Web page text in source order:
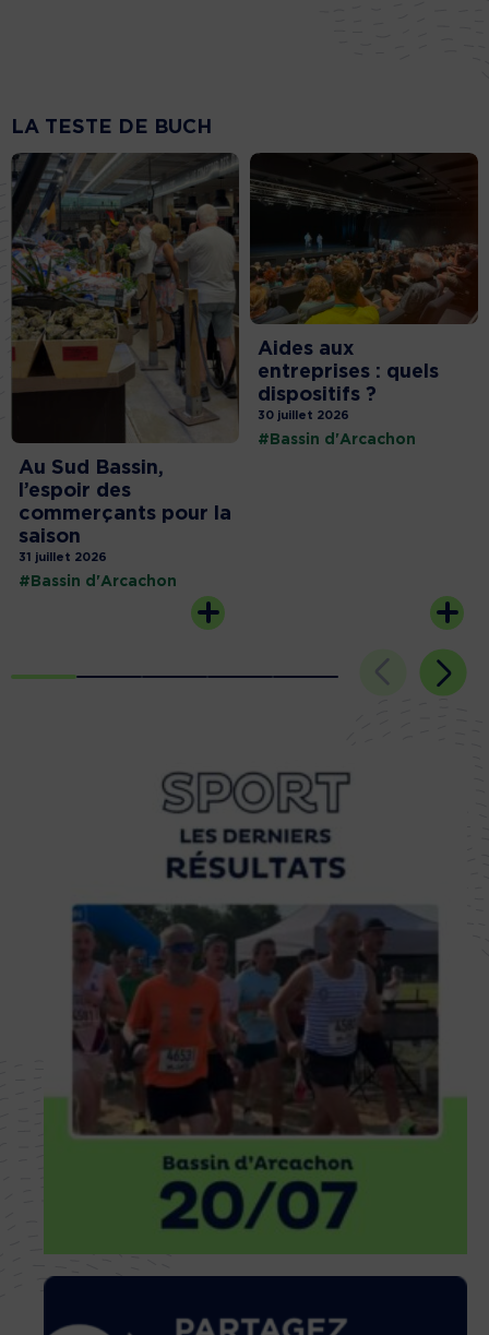
LA TESTE DE BUCH
Au Sud Bassin,
l’espoir des
commerçants pour la
saison
31 juillet 2026
#Bassin d'Arcachon
Aides aux
entreprises : quels
dispositifs ?
30 juillet 2026
#Bassin d'Arcachon